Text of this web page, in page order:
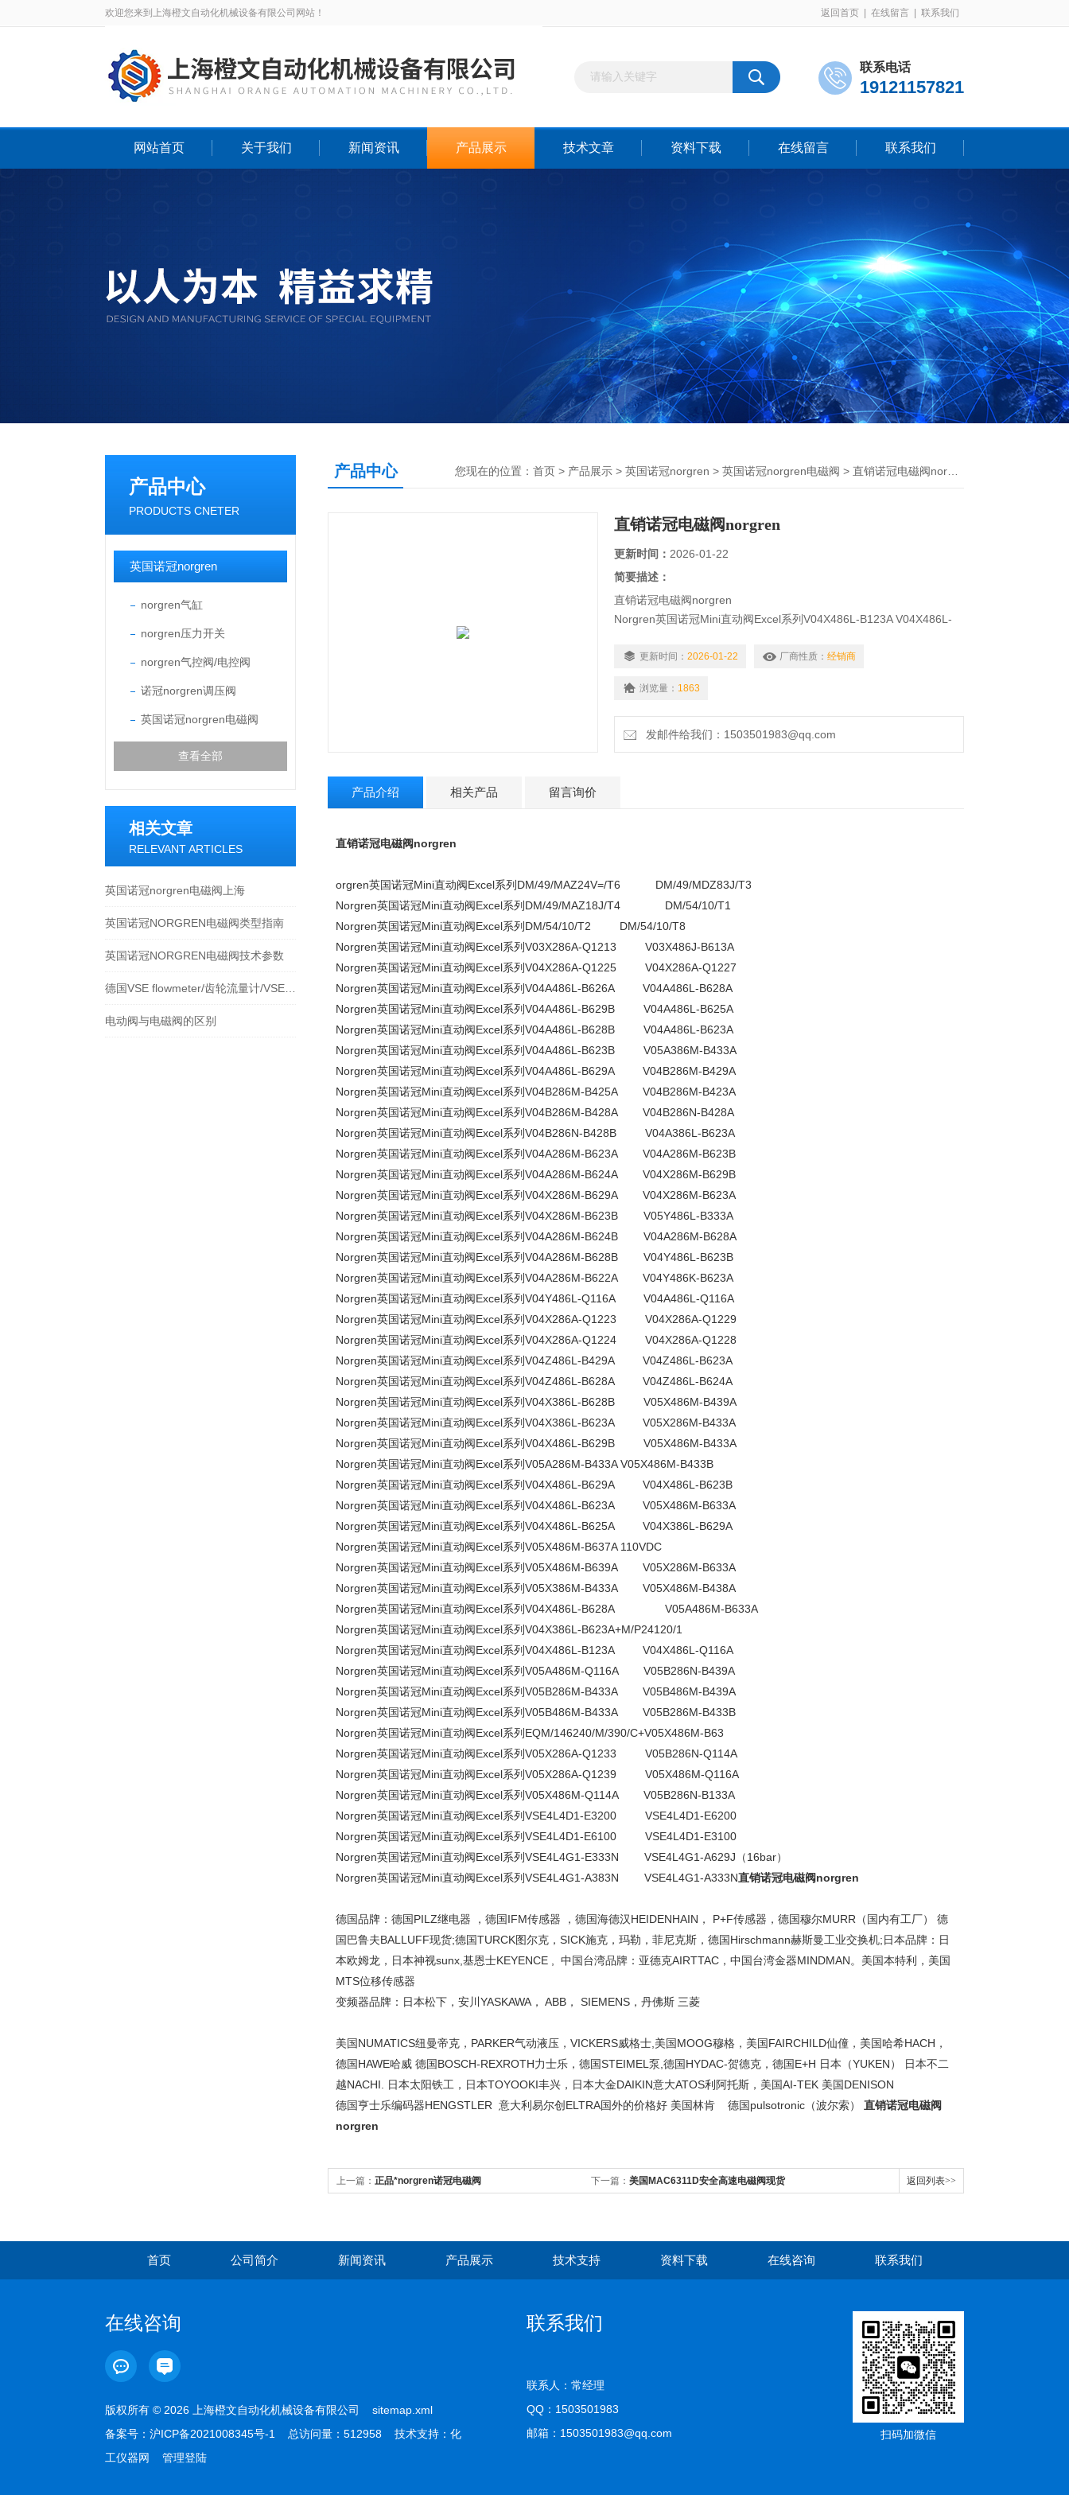
欢迎您来到上海橙文自动化机械设备有限公司网站！ 返回首页 在线留言 联系我们
联系电话
19121157821
网站首页 关于我们 新闻资讯 产品展示 技术文章 资料下载 在线留言 联系我们
产品中心
PRODUCTS CNETER
英国诺冠norgren
norgren气缸
norgren压力开关
norgren气控阀/电控阀
诺冠norgren调压阀
英国诺冠norgren电磁阀
查看全部
相关文章
RELEVANT ARTICLES
英国诺冠norgren电磁阀上海
英国诺冠NORGREN电磁阀类型指南
英国诺冠NORGREN电磁阀技术参数
电动阀与电磁阀的区别
产品中心 您现在的位置： 首页 > 产品展示 > 英国诺冠norgren > 英国诺冠norgren电磁阀 > 直销诺冠电磁阀norgren
直销诺冠电磁阀norgren
更新时间： 2026-01-22
简要描述：
直销诺冠电磁阀norgren
Norgren英国诺冠Mini直动阀Excel系列V04X486L-B123A V04X486L-
Norgren英国诺冠Mini直动阀Excel系列V05A486M-Q116A V05B286N-
Norgren英国诺冠Mini直动阀Excel系列V05B286M-B433A V05B486M-
B
更新时间： 2026-01-22 厂商性质： 经销商
浏览量： 1863
发邮件给我们：1503501983@qq.com
产品介绍 相关产品 留言询价
直销诺冠电磁阀norgren
orgren英国诺冠Mini直动阀Excel系列DM/49/MAZ24V=/T6 DM/49/MDZ83J/T3
Norgren英国诺冠Mini直动阀Excel系列DM/49/MAZ18J/T4 DM/54/10/T1
Norgren英国诺冠Mini直动阀Excel系列DM/54/10/T2 DM/54/10/T8
Norgren英国诺冠Mini直动阀Excel系列V03X286A-Q1213 V03X486J-B613A
Norgren英国诺冠Mini直动阀Excel系列V04X286A-Q1225 V04X286A-Q1227
Norgren英国诺冠Mini直动阀Excel系列V04A486L-B626A V04A486L-B628A
Norgren英国诺冠Mini直动阀Excel系列V04A486L-B629B V04A486L-B625A
Norgren英国诺冠Mini直动阀Excel系列V04A486L-B628B V04A486L-B623A
Norgren英国诺冠Mini直动阀Excel系列V04A486L-B623B V05A386M-B433A
Norgren英国诺冠Mini直动阀Excel系列V04A486L-B629A V04B286M-B429A
Norgren英国诺冠Mini直动阀Excel系列V04B286M-B425A V04B286M-B423A
Norgren英国诺冠Mini直动阀Excel系列V04B286M-B428A V04B286N-B428A
Norgren英国诺冠Mini直动阀Excel系列V04B286N-B428B V04A386L-B623A
Norgren英国诺冠Mini直动阀Excel系列V04A286M-B623A V04A286M-B623B
Norgren英国诺冠Mini直动阀Excel系列V04A286M-B624A V04X286M-B629B
Norgren英国诺冠Mini直动阀Excel系列V04X286M-B629A V04X286M-B623A
Norgren英国诺冠Mini直动阀Excel系列V04X286M-B623B V05Y486L-B333A
Norgren英国诺冠Mini直动阀Excel系列V04A286M-B624B V04A286M-B628A
Norgren英国诺冠Mini直动阀Excel系列V04A286M-B628B V04Y486L-B623B
Norgren英国诺冠Mini直动阀Excel系列V04A286M-B622A V04Y486K-B623A
Norgren英国诺冠Mini直动阀Excel系列V04Y486L-Q116A V04A486L-Q116A
Norgren英国诺冠Mini直动阀Excel系列V04X286A-Q1223 V04X286A-Q1229
Norgren英国诺冠Mini直动阀Excel系列V04X286A-Q1224 V04X286A-Q1228
Norgren英国诺冠Mini直动阀Excel系列V04Z486L-B429A V04Z486L-B623A
Norgren英国诺冠Mini直动阀Excel系列V04Z486L-B628A V04Z486L-B624A
Norgren英国诺冠Mini直动阀Excel系列V04X386L-B628B V05X486M-B439A
Norgren英国诺冠Mini直动阀Excel系列V04X386L-B623A V05X286M-B433A
Norgren英国诺冠Mini直动阀Excel系列V04X486L-B629B V05X486M-B433A
Norgren英国诺冠Mini直动阀Excel系列V05A286M-B433A V05X486M-B433B
Norgren英国诺冠Mini直动阀Excel系列V04X486L-B629A V04X486L-B623B
Norgren英国诺冠Mini直动阀Excel系列V04X486L-B623A V05X486M-B633A
Norgren英国诺冠Mini直动阀Excel系列V04X486L-B625A V04X386L-B629A
Norgren英国诺冠Mini直动阀Excel系列V05X486M-B637A 110VDC
Norgren英国诺冠Mini直动阀Excel系列V05X486M-B639A V05X286M-B633A
Norgren英国诺冠Mini直动阀Excel系列V05X386M-B433A V05X486M-B438A
Norgren英国诺冠Mini直动阀Excel系列V04X486L-B628A V05A486M-B633A
Norgren英国诺冠Mini直动阀Excel系列V04X386L-B623A+M/P24120/1
Norgren英国诺冠Mini直动阀Excel系列V04X486L-B123A V04X486L-Q116A
Norgren英国诺冠Mini直动阀Excel系列V05A486M-Q116A V05B286N-B439A
Norgren英国诺冠Mini直动阀Excel系列V05B286M-B433A V05B486M-B439A
Norgren英国诺冠Mini直动阀Excel系列V05B486M-B433A V05B286M-B433B
Norgren英国诺冠Mini直动阀Excel系列EQM/146240/M/390/C+V05X486M-B63
Norgren英国诺冠Mini直动阀Excel系列V05X286A-Q1233 V05B286N-Q114A
Norgren英国诺冠Mini直动阀Excel系列V05X286A-Q1239 V05X486M-Q116A
Norgren英国诺冠Mini直动阀Excel系列V05X486M-Q114A V05B286N-B133A
Norgren英国诺冠Mini直动阀Excel系列VSE4L4D1-E3200 VSE4L4D1-E6200
Norgren英国诺冠Mini直动阀Excel系列VSE4L4D1-E6100 VSE4L4D1-E3100
Norgren英国诺冠Mini直动阀Excel系列VSE4L4G1-E333N VSE4L4G1-A629J（16bar）
Norgren英国诺冠Mini直动阀Excel系列VSE4L4G1-A383N VSE4L4G1-A333N直销诺冠电磁阀norgren
德国品牌：德国PILZ继电器 ，德国IFM传感器 ，德国海德汉HEIDENHAIN， P+F传感器，德国穆尔MURR（国内有工厂） 德
国巴鲁夫BALLUFF现货;德国TURCK图尔克，SICK施克，玛勒，菲尼克斯，德国Hirschmann赫斯曼工业交换机;日本品牌：日
本欧姆龙，日本神视sunx,基恩士KEYENCE , 中国台湾品牌：亚德克AIRTTAC，中国台湾金器MINDMAN。美国本特利，美国
MTS位移传感器
变频器品牌：日本松下，安川YASKAWA， ABB， SIEMENS，丹佛斯 三菱
美国NUMATICS纽曼帝克，PARKER气动液压，VICKERS威格士,美国MOOG穆格，美国FAIRCHILD仙僮，美国哈希HACH，
德国HAWE哈威 德国BOSCH-REXROTH力士乐，德国STEIMEL泵,德国HYDAC-贺德克，德国E+H 日本（YUKEN） 日本不二
越NACHI. 日本太阳铁工，日本TOYOOKI丰兴，日本大金DAIKIN意大ATOS利阿托斯，美国AI-TEK 美国DENISON
德国亨士乐编码器HENGSTLER 意大利易尔创ELTRA国外的价格好 美国林肯 德国pulsotronic（波尔索） 直销诺冠电磁阀
norgren
上一篇： 正品*norgren诺冠电磁阀 下一篇： 美国MAC6311D安全高速电磁阀现货 返回列表>>
首页 公司简介 新闻资讯 产品展示 技术支持 资料下载 在线咨询 联系我们
在线咨询
版权所有 © 2026 上海橙文自动化机械设备有限公司 sitemap.xml
备案号： 沪ICP备2021008345号-1 总访问量：512958 技术支持： 化
工仪器网
管理登陆
联系我们
联系人：常经理
QQ： 1503501983
邮箱：1503501983@qq.com
扫码加微信